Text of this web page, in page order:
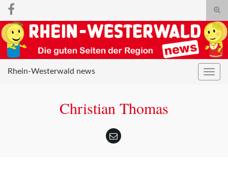
Search for:
Rhein-Westerwald news
Christian Thomas